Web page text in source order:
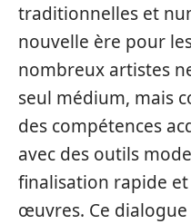
traditionnelles et
nouvelle ère pour
nombreux artistes
seul médium, mais
des compétences
avec des outils
finalisation rapide
œuvres. Ce